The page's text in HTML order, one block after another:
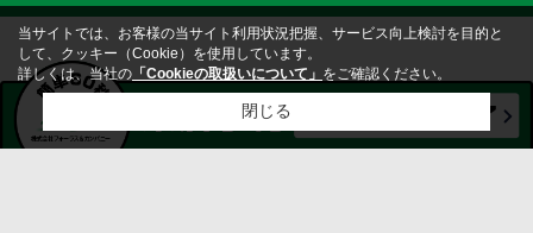
当サイトでは、お客様の当サイト利用状況把握、サービス向上検討を目的と
して、クッキー（Cookie）を使用しています。
詳しくは、当社の 「Cookieの取扱いについて」 をご確認ください。
閉じる